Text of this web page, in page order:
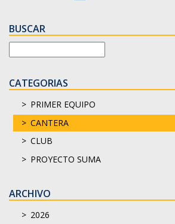
BUSCAR
CATEGORIAS
PRIMER EQUIPO
CANTERA
CLUB
PROYECTO SUMA
ARCHIVO
2026